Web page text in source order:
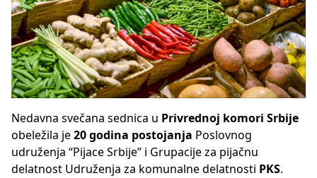
Nedavna svečana sednica u Privrednoj komori Srbije
obeležila je20 godina postojanja Poslovnog
udruženja “Pijace Srbije” i Grupacije za pijačnu
delatnost Udruženja za komunalne delatnosti PKS.